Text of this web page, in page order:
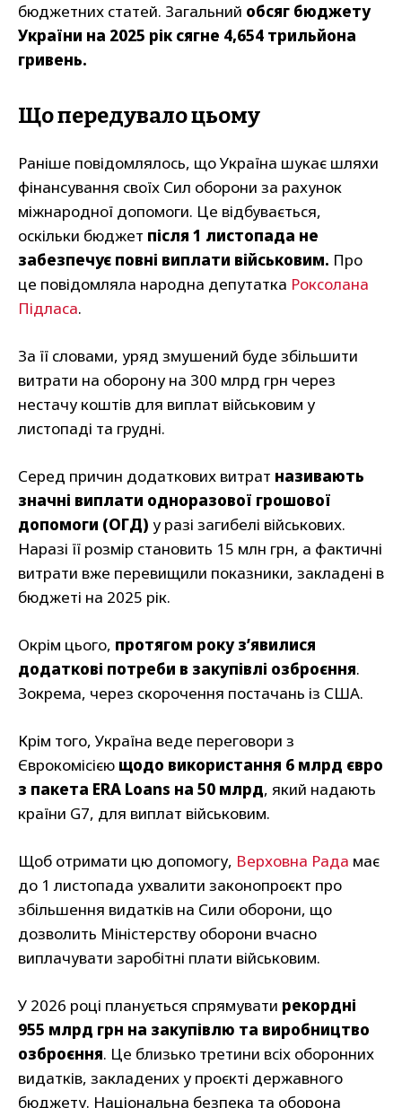
бюджетних статей. Загальний обсяг бюджету
України на 2025 рік сягне 4,654 трильйона
гривень.
Що передувало цьому
Раніше повідомлялось, що Україна шукає шляхи
фінансування своїх Сил оборони за рахунок
міжнародної допомоги. Це відбувається,
оскільки бюджет після 1 листопада не
забезпечує повні виплати військовим. Про
це повідомляла народна депутатка Роксолана
Підласа.
За її словами, уряд змушений буде збільшити
витрати на оборону на 300 млрд грн через
нестачу коштів для виплат військовим у
листопаді та грудні.
Серед причин додаткових витрат називають
значні виплати одноразової грошової
допомоги (ОГД) у разі загибелі військових.
Наразі її розмір становить 15 млн грн, а фактичні
витрати вже перевищили показники, закладені в
бюджеті на 2025 рік.
Окрім цього, протягом року з’явилися
додаткові потреби в закупівлі озброєння.
Зокрема, через скорочення постачань із США.
Крім того, Україна веде переговори з
Єврокомісією щодо використання 6 млрд євро
з пакета ERA Loans на 50 млрд, який надають
країни G7, для виплат військовим.
Щоб отримати цю допомогу, Верховна Рада має
до 1 листопада ухвалити законопроєкт про
збільшення видатків на Сили оборони, що
дозволить Міністерству оборони вчасно
виплачувати заробітні плати військовим.
У 2026 році планується спрямувати рекордні
955 млрд грн на закупівлю та виробництво
озброєння. Це близько третини всіх оборонних
видатків, закладених у проєкті державного
бюджету. Національна безпека та оборона